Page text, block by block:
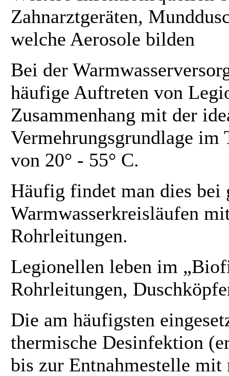
Zahnarztgeräten,
welche Aerosole bilden
Bei der
häufige Auftreten von
Zusammenhang mit der
Vermehrungsgrundlage im
von 20° - 55° C.
Häufig findet man dies bei
Warmwasserkreisläufen
Rohrleitungen.
Legionellen leben im
Rohrleitungen,
Die am häufigsten
thermische Desinfektion
bis zur Entnahmestelle mit